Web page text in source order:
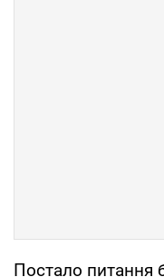
Постало питання